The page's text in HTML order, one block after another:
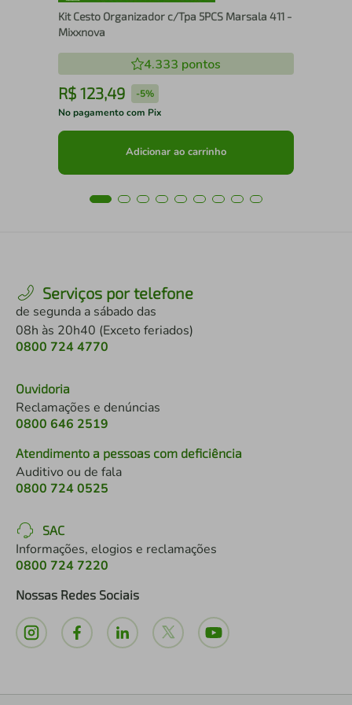
Kit Cesto Organizador c/Tpa 5PCS Marsala 411 -
Mixxnova
4.333 pontos
R$ 123,49 -5%
No pagamento com Pix
Adicionar ao carrinho
Serviços por telefone
de segunda a sábado das
08h às 20h40 (Exceto feriados)
0800 724 4770
Ouvidoria
Reclamações e denúncias
0800 646 2519
Atendimento a pessoas com deficiência
Auditivo ou de fala
0800 724 0525
SAC
Informações, elogios e reclamações
0800 724 7220
Nossas Redes Sociais